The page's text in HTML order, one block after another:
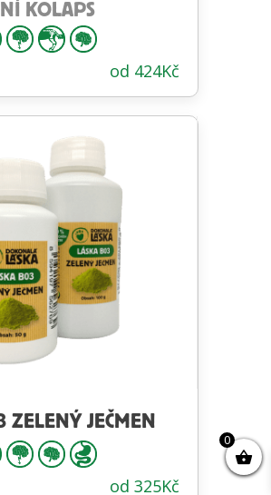
KOLAPS
od 424Kč
ZELENÝ JEČMEN
od 325Kč
0